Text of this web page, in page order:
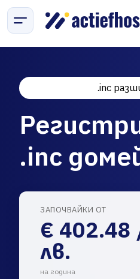
.inc
.inc
ЗАПОЧВАЙКИ ОТ
€ 402.48
лв.
на година